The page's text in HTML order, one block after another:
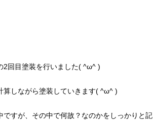
2回目塗装を行いました( ^ω^ )
算しながら塗装していきます( ^ω^ )
すが、その中で何故？なのかをしっかりと記